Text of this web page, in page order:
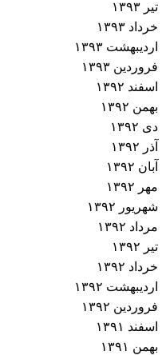
تیر ۱۳۹۳
خرداد ۱۳۹۳
اردیبهشت ۱۳۹۳
فروردین ۱۳۹۳
اسفند ۱۳۹۲
بهمن ۱۳۹۲
دی ۱۳۹۲
آذر ۱۳۹۲
آبان ۱۳۹۲
مهر ۱۳۹۲
شهریور ۱۳۹۲
مرداد ۱۳۹۲
تیر ۱۳۹۲
خرداد ۱۳۹۲
اردیبهشت ۱۳۹۲
فروردین ۱۳۹۲
اسفند ۱۳۹۱
بهمن ۱۳۹۱